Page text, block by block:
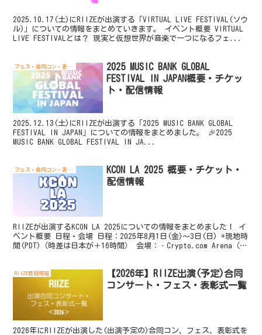
2025.10.17(土)にRIIZEが出演する「VIRTUAL LIVE FESTIVAL(ソウ
ル)」についての情報をまとめていきます。 イベント概要 VIRTUAL
LIVE FESTIVALとは？ 現実と仮想世界が音楽で一つになるフェ...
フェス・合同コン・表彰式
2025 MUSIC BANK GLOBAL
FESTIVAL IN JAPAN概要・チケッ
ト・配信情報
2025.12.13(土)にRIIZEが出演する「2025 MUSIC BANK GLOBAL
FESTIVAL IN JAPAN」についての情報をまとめました。 🎉2025
MUSIC BANK GLOBAL FESTIVAL IN JA...
フェス・合同コン・表彰式
KCON LA 2025 概要・チケット・
配信情報
RIIZEが出演するKCON LA 2025についての情報をまとめました！ イ
ベント概要 日程・会場 日程：2025年8月1日(金)～3日(日) *現地時
間(PDT)（時差は日本が＋16時間） 会場：‐Crypto.com Arena（～
RIIZE最新情報
【2026年】RIIZE出演(予定)合同
コンサート・フェス・表彰式一覧
2026年にRIIZEが出演した(出演予定の)合同コン、フェス、表彰式を